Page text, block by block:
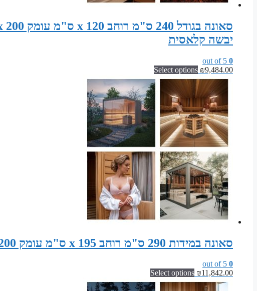
יבשה קלאסית
0
₪9,484.00
Select options
סאונה במידות 290 ס"מ רוחב x 195 ס"מ עומק x 200 ס"מ גובה ערכת מודולרית לסאונה פינית
0
₪11,842.00
Select options